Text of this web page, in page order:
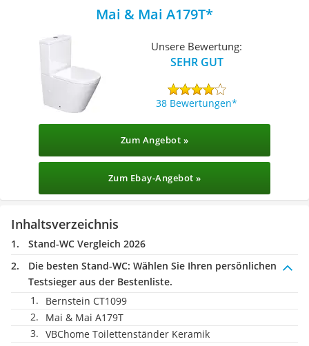
Mai & Mai A179T
Unsere Bewertung:
SEHR GUT
38 Bewertungen
Zum Angebot »
Zum Ebay-Angebot »
Inhaltsverzeichnis
Stand-WC Vergleich 2026
Die besten Stand-WC: Wählen Sie Ihren persönlichen
Testsieger aus der Bestenliste.
Bernstein CT1099
Mai & Mai A179T
VBChome Toilettenständer Keramik